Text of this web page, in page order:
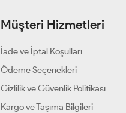
Müşteri Hizmetleri
İade ve İptal Koşulları
Ödeme Seçenekleri
Gizlilik ve Güvenlik Politikası
Kargo ve Taşıma Bilgileri